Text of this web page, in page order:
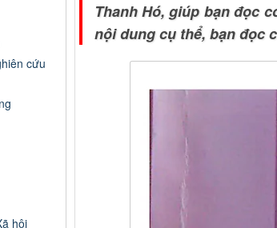
Thanh Hó, giúp bạn đọc
nội dung cụ thể, bạn đọc
cứu
hội